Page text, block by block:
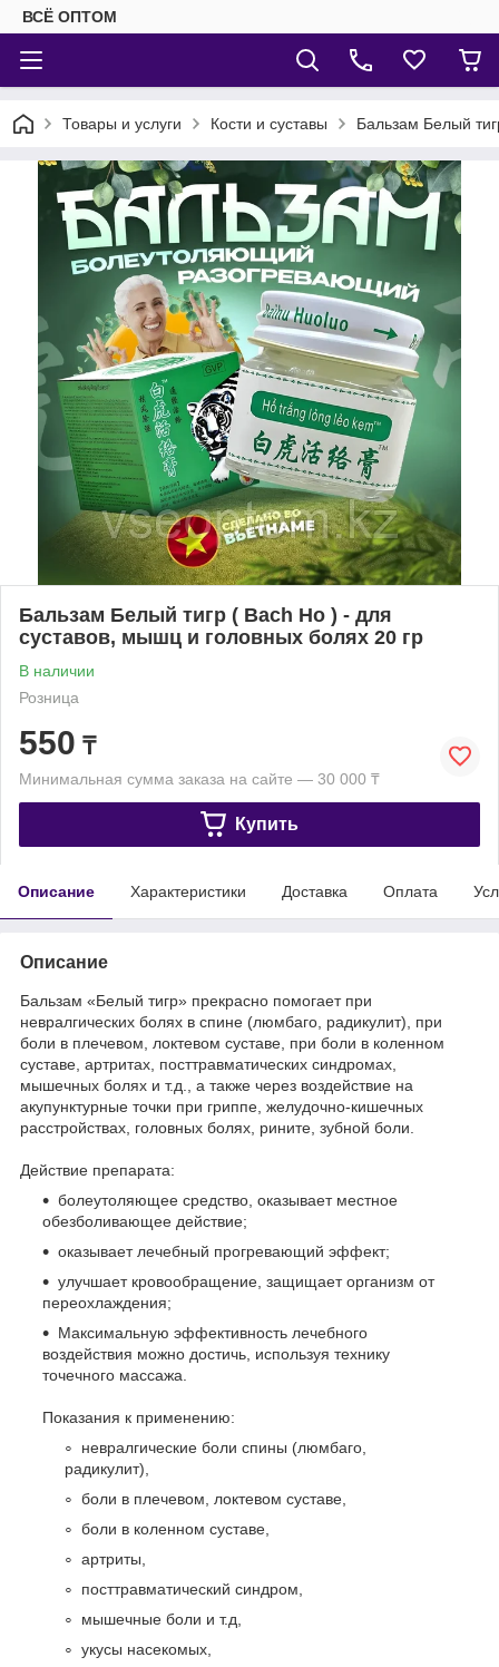
ВСЁ ОПТОМ
Товары и услуги Кости и суставы Бальзам Белый
Бальзам Белый тигр ( Bach Ho ) - для
суставов, мышц и головных болях 20 гр
В наличии
Розница
550 ₸
Минимальная сумма заказа на сайте — 30 000 ₸
Купить
Описание Характеристики Доставка Оплата
Описание
Бальзам «Белый тигр» прекрасно помогает при
невралгических болях в спине (люмбаго, радикулит), при
боли в плечевом, локтевом суставе, при боли в коленном
суставе, артритах, посттравматических синдромах,
мышечных болях и т.д., а также через воздействие на
акупунктурные точки при гриппе, желудочно-кишечных
расстройствах, головных болях, рините, зубной боли.
Действие препарата:
болеутоляющее средство, оказывает местное
обезболивающее действие;
оказывает лечебный прогревающий эффект;
улучшает кровообращение, защищает организм от
переохлаждения;
Максимальную эффективность лечебного
воздействия можно достичь, используя технику
точечного массажа.
Показания к применению:
невралгические боли спины (люмбаго,
радикулит),
боли в плечевом, локтевом суставе,
боли в коленном суставе,
артриты,
посттравматический синдром,
мышечные боли и т.д,
укусы насекомых,